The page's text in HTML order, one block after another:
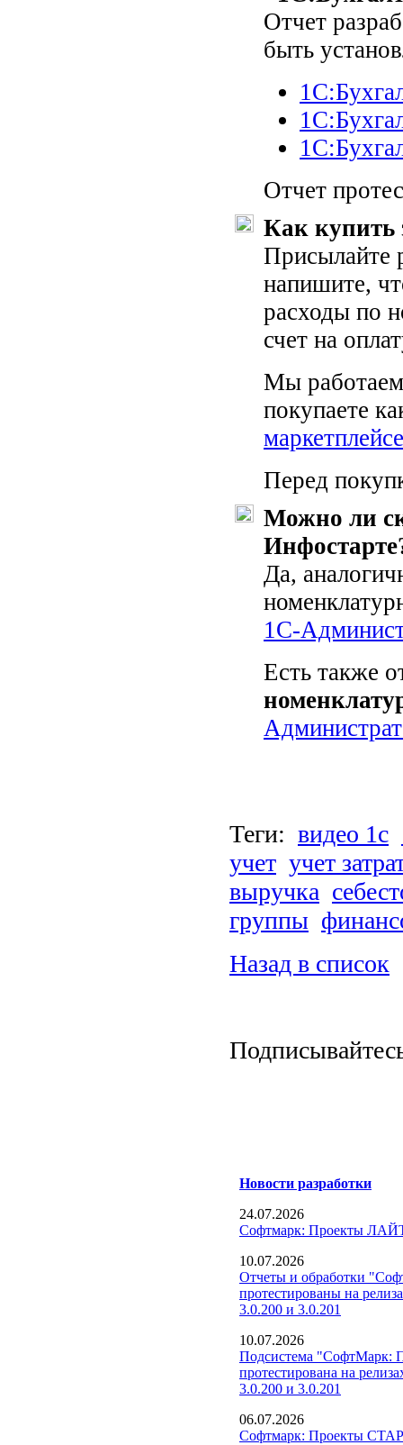
Отчет
быть
Отчет
Как купить
Присылайте
напишите,
расходы по
счет на
Мы
покупаете
Перед
Можно ли
Да,
1С-
Есть также
Теги: видео 1с
учет учет
выручка
группы
Назад в список
Новости разработки
24.07.2026
Софтмарк: Проекты
10.07.2026
Отчеты и обработки
протестированы на
3.0.200 и 3.0.201
10.07.2026
Подсистема "СофтМарк:
протестирована на
3.0.200 и 3.0.201
06.07.2026
Софтмарк: Проекты